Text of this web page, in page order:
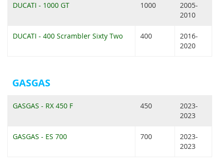
DUCATI - 1000 GT 1000
2005-
2010
DUCATI - 400 Scrambler Sixty Two 400
2016-
2020
GASGAS
GASGAS - RX 450 F 450
2023-
2023
GASGAS - ES 700 700
2023-
2023